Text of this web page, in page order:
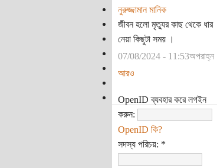
নুরুজ্জামান মানিক
জীবন হলো মৃত্যুর কাছ থেকে ধার
নেয়া কিছুটা সময় ।
07/08/2024 - 11:53অপরাহ্ন
আরও
OpenID ব্যবহার করে লগইন
করুন:
OpenID কি?
সদস্য পরিচয়: *